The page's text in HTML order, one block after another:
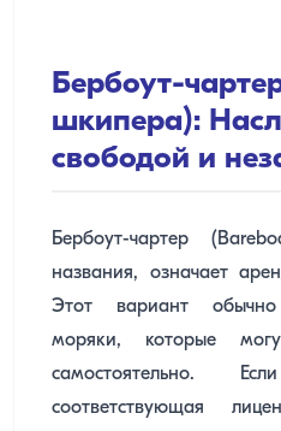
Бербоут-
шкипера):
свободой и
Бербоут-чартер
названия, означает
Этот вариант
моряки, которые
самостоятельно.
соответствующая